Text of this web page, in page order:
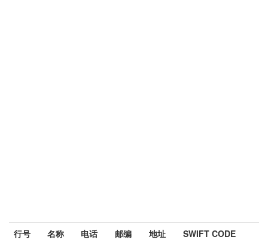
行号 名称 电话 邮编 地址 SWIFT CODE